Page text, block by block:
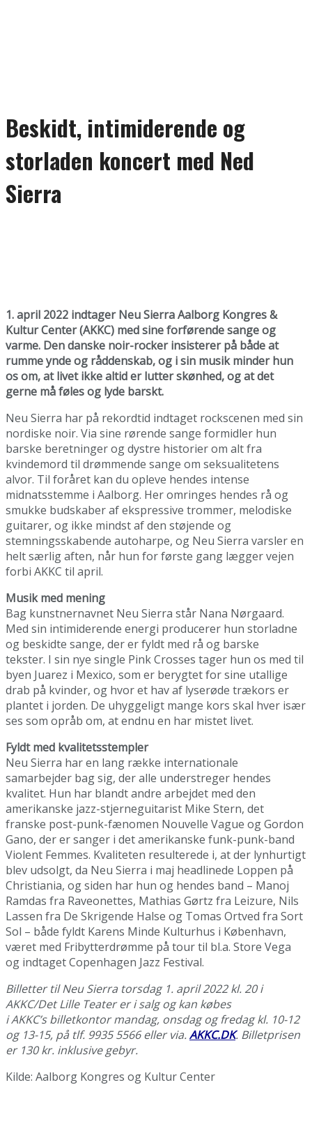
Beskidt, intimiderende og
storladen koncert med Ned
Sierra
1. april 2022 indtager Neu Sierra Aalborg Kongres &
Kultur Center (AKKC) med sine forførende sange og
varme. Den danske noir-rocker insisterer på både at
rumme ynde og råddenskab, og i sin musik minder hun
os om, at livet ikke altid er lutter skønhed, og at det
gerne må føles og lyde barskt.
Neu Sierra har på rekordtid indtaget rockscenen med sin
nordiske noir. Via sine rørende sange formidler hun
barske beretninger og dystre historier om alt fra
kvindemord til drømmende sange om seksualitetens
alvor. Til foråret kan du opleve hendes intense
midnatsstemme i Aalborg. Her omringes hendes rå og
smukke budskaber af ekspressive trommer, melodiske
guitarer, og ikke mindst af den støjende og
stemningsskabende autoharpe, og Neu Sierra varsler en
helt særlig aften, når hun for første gang lægger vejen
forbi AKKC til april.
Musik med mening
Bag kunstnernavnet Neu Sierra står Nana Nørgaard.
Med sin intimiderende energi producerer hun storladne
og beskidte sange, der er fyldt med rå og barske
tekster. I sin nye single Pink Crosses tager hun os med til
byen Juarez i Mexico, som er berygtet for sine utallige
drab på kvinder, og hvor et hav af lyserøde trækors er
plantet i jorden. De uhyggeligt mange kors skal hver især
ses som opråb om, at endnu en har mistet livet.
Fyldt med kvalitetsstempler
Neu Sierra har en lang række internationale
samarbejder bag sig, der alle understreger hendes
kvalitet. Hun har blandt andre arbejdet med den
amerikanske jazz-stjerneguitarist Mike Stern, det
franske post-punk-fænomen Nouvelle Vague og Gordon
Gano, der er sanger i det amerikanske funk-punk-band
Violent Femmes. Kvaliteten resulterede i, at der lynhurtigt
blev udsolgt, da Neu Sierra i maj headlinede Loppen på
Christiania, og siden har hun og hendes band – Manoj
Ramdas fra Raveonettes, Mathias Gørtz fra Leizure, Nils
Lassen fra De Skrigende Halse og Tomas Ortved fra Sort
Sol – både fyldt Karens Minde Kulturhus i København,
været med Fribytterdrømme på tour til bl.a. Store Vega
og indtaget Copenhagen Jazz Festival.
Billetter til Neu Sierra torsdag 1. april 2022 kl. 20 i
AKKC/Det Lille Teater er i salg og kan købes
i AKKC’s billetkontor mandag, onsdag og fredag kl. 10-12
og 13-15, på tlf. 9935 5566 eller via.AKKC.DK. Billetprisen
er 130 kr. inklusive gebyr.
Kilde: Aalborg Kongres og Kultur Center